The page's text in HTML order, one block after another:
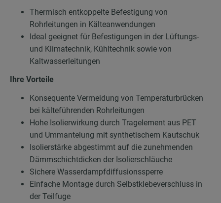
Thermisch entkoppelte Befestigung von
Rohrleitungen in Kälteanwendungen
Ideal geeignet für Befestigungen in der Lüftungs-
und Klimatechnik, Kühltechnik sowie von
Kaltwasserleitungen
Ihre Vorteile
Konsequente Vermeidung von Temperaturbrücken
bei kälteführenden Rohrleitungen
Hohe Isolierwirkung durch Tragelement aus PET
und Ummantelung mit synthetischem Kautschuk
Isolierstärke abgestimmt auf die zunehmenden
Dämmschichtdicken der Isolierschläuche
Sichere Wasserdampfdiffusionssperre
Einfache Montage durch Selbstklebeverschluss in
der Teilfuge